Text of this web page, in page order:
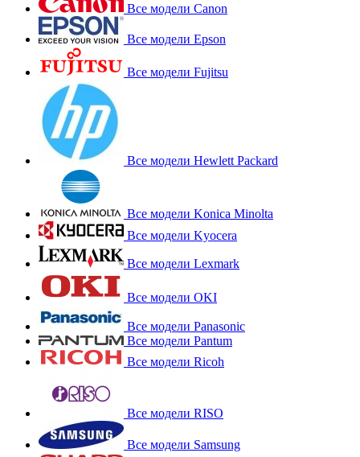
Все модели Canon
Все модели Epson
Все модели Fujitsu
Все модели Hewlett Packard
Все модели Konica Minolta
Все модели Kyocera
Все модели Lexmark
Все модели OKI
Все модели Panasonic
Все модели Pantum
Все модели Ricoh
Все модели RISO
Все модели Samsung